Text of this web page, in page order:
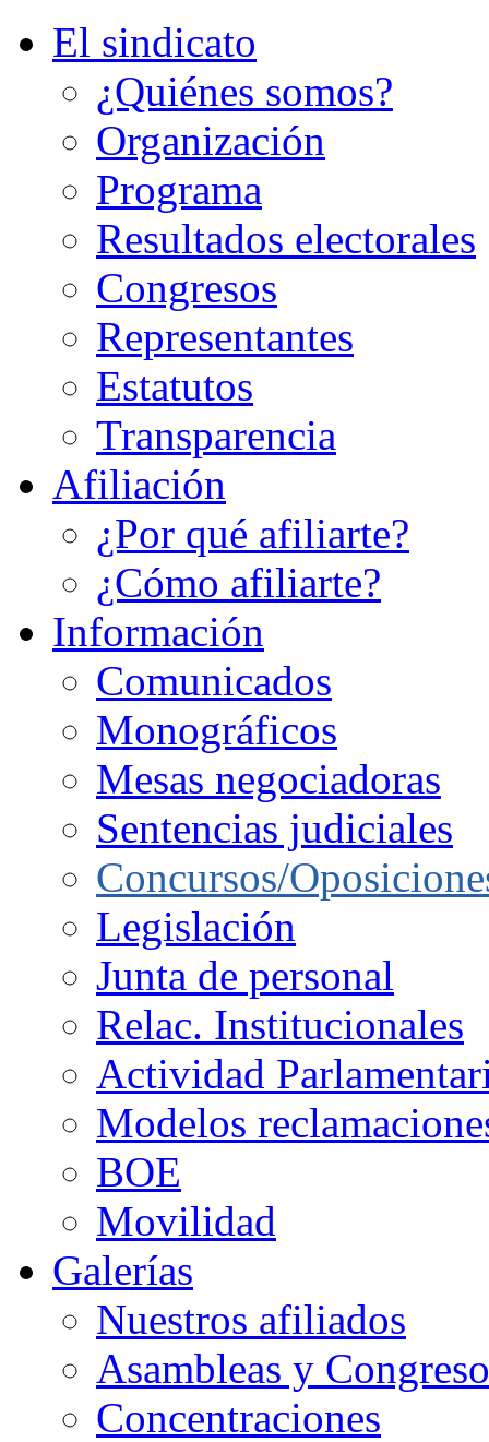
El sindicato
¿Quiénes somos?
Organización
Programa
Resultados electorales
Congresos
Representantes
Estatutos
Transparencia
Afiliación
¿Por qué afiliarte?
¿Cómo afiliarte?
Información
Comunicados
Monográficos
Mesas negociadoras
Sentencias judiciales
Concursos/
Legislación
Junta de personal
Relac. Institucionales
Actividad
Modelos
BOE
Movilidad
Galerías
Nuestros afiliados
Asambleas y
Concentraciones